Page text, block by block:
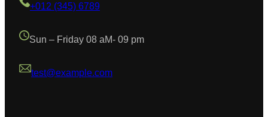
+012 (345) 6789
Sun – Friday 08 aM- 09 pm
test@example.com